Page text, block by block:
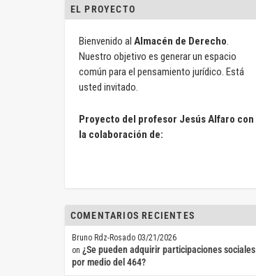
EL PROYECTO
Bienvenido al Almacén de Derecho.
Nuestro objetivo es generar un espacio
común para el pensamiento jurídico. Está
usted invitado.
Proyecto del profesor Jesús Alfaro con
la colaboración de:
COMENTARIOS RECIENTES
Bruno Rdz-Rosado 03/21/2026
on ¿Se pueden adquirir participaciones sociales
por medio del 464?